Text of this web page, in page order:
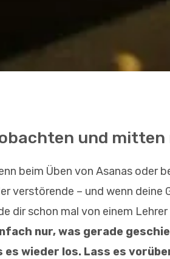
und mitten
beim Üben von Asanas oder
verstörende – und wenn deine
dir schon mal von einem
nur, was gerade
es wieder los. Lass es